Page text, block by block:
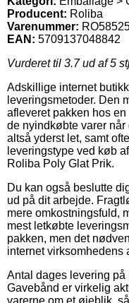
Producent: Roliba
Varenummer:
EAN: 5709137048842
Vurderet til 3.7ud af 5
Adskillige internet
leveringsmetoder. Den
afleveret pakken hos
de nyindkøbte varer
altså yderst let, samt
leveringstype ved køb
Roliba Poly Glat Prik.
Du kan også beslutte
ud på dit arbejde.
mere omkostningsfuld,
mest letkøbte
pakken, men det
internet virksomhedens
Antal dages levering
Gavebånd er virkelig
varerne om et øjeblik,